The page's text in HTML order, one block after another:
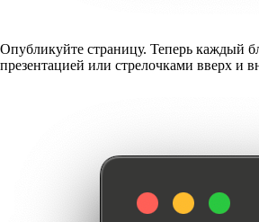
Опубликуйте страницу. Теперь каждый
презентацией или стрелочками вверх и